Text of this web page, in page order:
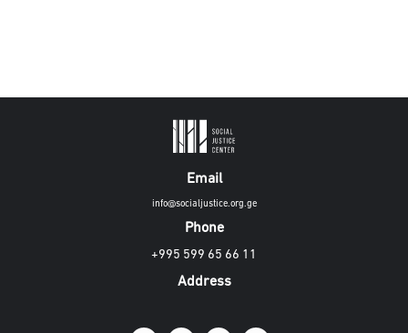
Email
info@socialjustice.org.ge
Phone
+995 599 65 66 11
Address